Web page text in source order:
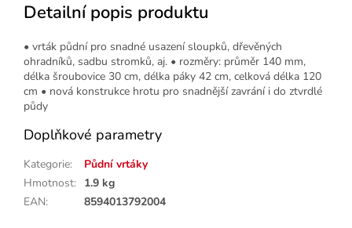
Detailní popis produktu
• vrták půdní pro snadné usazení sloupků, dřevěných
ohradníků, sadbu stromků, aj. • rozměry: průměr 140 mm,
délka šroubovice 30 cm, délka páky 42 cm, celková délka 120
cm • nová konstrukce hrotu pro snadnější zavrání i do ztvrdlé
půdy
Doplňkové parametry
Kategorie:
Půdní vrtáky
Hmotnost: 1.9 kg
EAN: 8594013792004